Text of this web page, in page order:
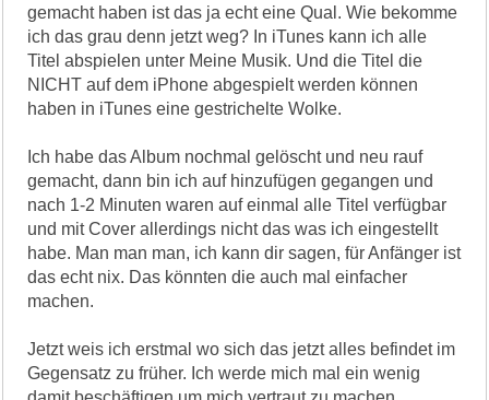
gemacht haben ist das ja echt eine Qual. Wie bekomme
ich das grau denn jetzt weg? In iTunes kann ich alle
Titel abspielen unter Meine Musik. Und die Titel die
NICHT auf dem iPhone abgespielt werden können
haben in iTunes eine gestrichelte Wolke.
Ich habe das Album nochmal gelöscht und neu rauf
gemacht, dann bin ich auf hinzufügen gegangen und
nach 1-2 Minuten waren auf einmal alle Titel verfügbar
und mit Cover allerdings nicht das was ich eingestellt
habe. Man man man, ich kann dir sagen, für Anfänger ist
das echt nix. Das könnten die auch mal einfacher
machen.
Jetzt weis ich erstmal wo sich das jetzt alles befindet im
Gegensatz zu früher. Ich werde mich mal ein wenig